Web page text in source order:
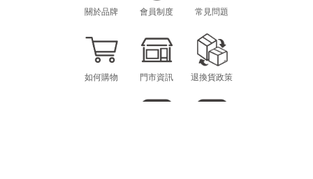
關於品牌 會員制度 常見問題
如何購物 門市資訊 退換貨政策